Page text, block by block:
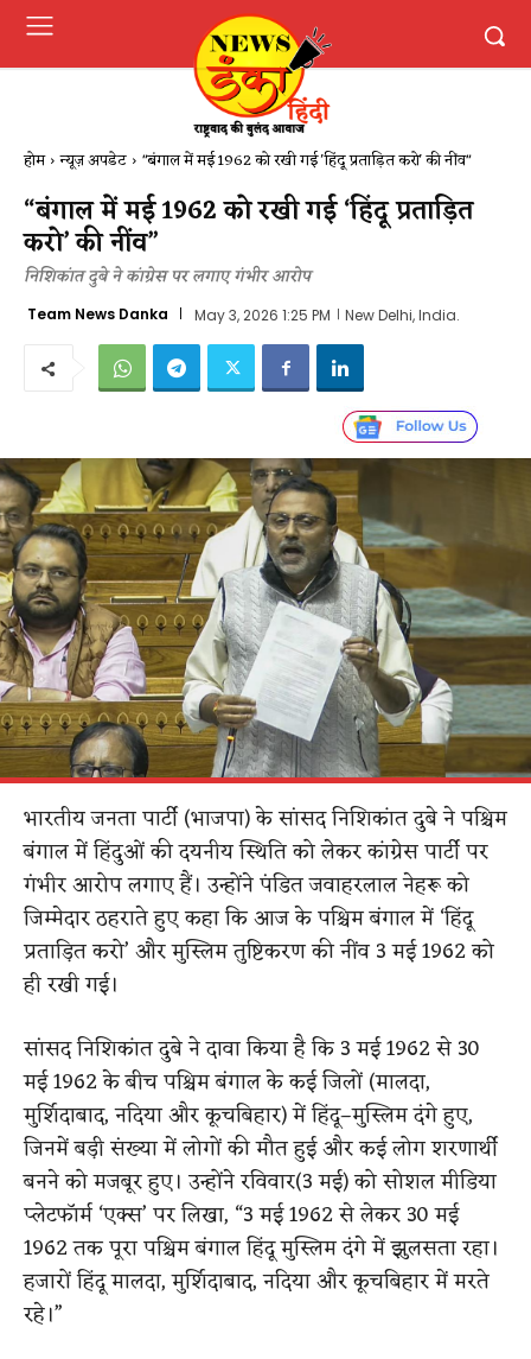
होम न्यूज़ अपडेट "बंगाल में मई 1962 को रखी गई 'हिंदू प्रताड़ित करो' की नींव"
“बंगाल में मई 1962 को रखी गई ‘हिंदू प्रताड़ित
करो’ की नींव”
निशिकांत दुबे ने कांग्रेस पर लगाए गंभीर आरोप
Team News Danka May 3, 2026 1:25 PM New Delhi, India.
भारतीय जनता पार्टी (भाजपा) के सांसद निशिकांत दुबे ने पश्चिम
बंगाल में हिंदुओं की दयनीय स्थिति को लेकर कांग्रेस पार्टी पर
गंभीर आरोप लगाए हैं। उन्होंने पंडित जवाहरलाल नेहरू को
जिम्मेदार ठहराते हुए कहा कि आज के पश्चिम बंगाल में ‘हिंदू
प्रताड़ित करो’ और मुस्लिम तुष्टिकरण की नींव 3 मई 1962 को
ही रखी गई।
सांसद निशिकांत दुबे ने दावा किया है कि 3 मई 1962 से 30
मई 1962 के बीच पश्चिम बंगाल के कई जिलों (मालदा,
मुर्शिदाबाद, नदिया और कूचबिहार) में हिंदू–मुस्लिम दंगे हुए,
जिनमें बड़ी संख्या में लोगों की मौत हुई और कई लोग शरणार्थी
बनने को मजबूर हुए। उन्होंने रविवार(3 मई) को सोशल मीडिया
प्लेटफॉर्म ‘एक्स’ पर लिखा, “3 मई 1962 से लेकर 30 मई
1962 तक पूरा पश्चिम बंगाल हिंदू मुस्लिम दंगे में झुलसता रहा।
हजारों हिंदू मालदा, मुर्शिदाबाद, नदिया और कूचबिहार में मरते
रहे।”